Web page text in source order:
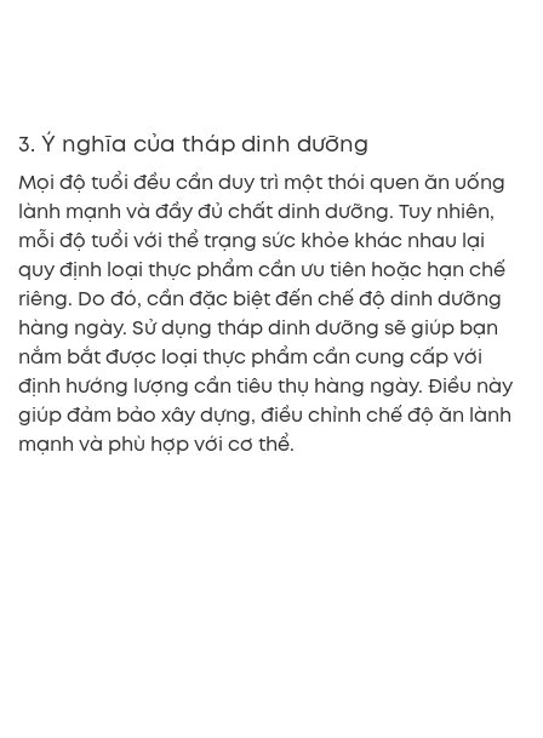
3. Ý nghĩa của tháp dinh dưỡng
Mọi độ tuổi đều cần duy trì một thói quen ăn uống
lành mạnh và đầy đủ chất dinh dưỡng. Tuy nhiên,
mỗi độ tuổi với thể trạng sức khỏe khác nhau lại
quy định loại thực phẩm cần ưu tiên hoặc hạn chế
riêng. Do đó, cần đặc biệt đến chế độ dinh dưỡng
hàng ngày. Sử dụng tháp dinh dưỡng sẽ giúp bạn
nắm bắt được loại thực phẩm cần cung cấp với
định hướng lượng cần tiêu thụ hàng ngày. Điều này
giúp đảm bảo xây dựng, điều chỉnh chế độ ăn lành
mạnh và phù hợp với cơ thể.